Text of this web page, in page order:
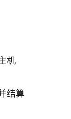
机
结算